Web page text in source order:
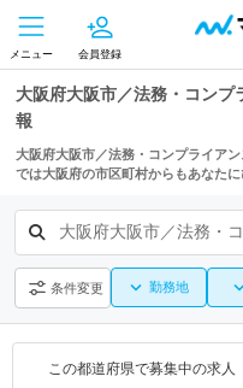
メニュー 会員登録
大阪府大阪市／法務・コン
報
大阪府大阪市／法務・コンプライア
では大阪府の市区町村からもあなたに
大阪府大阪市／法務・
条件変更 勤務地
この都道府県で募集中の求人